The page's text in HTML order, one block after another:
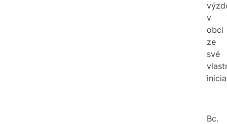
v
obci
ze
své
Bc.